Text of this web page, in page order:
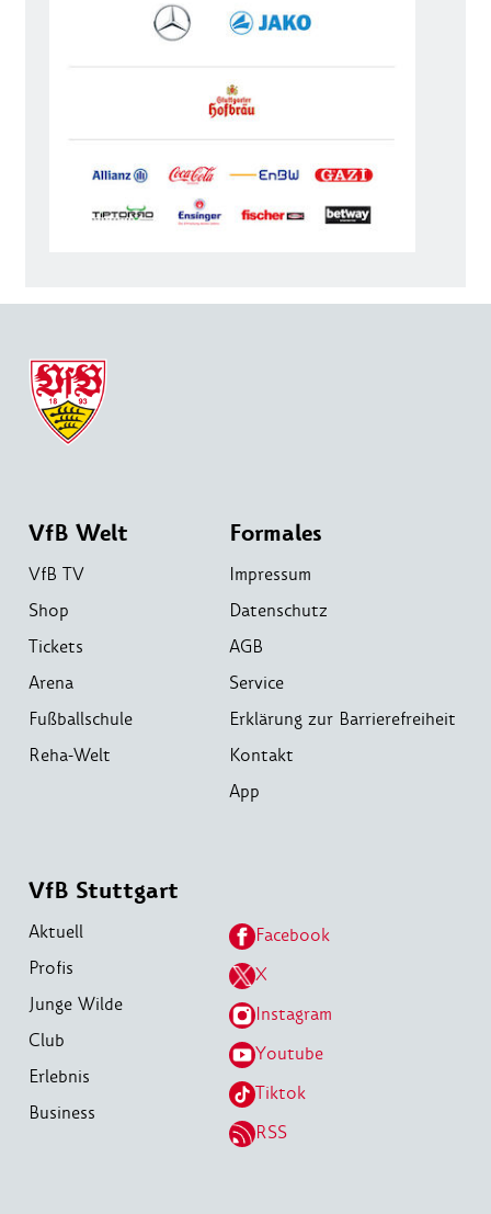
VfB Welt
VfB TV
Shop
Tickets
Arena
Fußballschule
Reha-Welt
Formales
Impressum
Datenschutz
AGB
Service
Erklärung zur Barrierefreiheit
Kontakt
App
VfB Stuttgart
Aktuell
Profis
Junge Wilde
Club
Erlebnis
Business
Facebook
X
Instagram
Youtube
Tiktok
RSS